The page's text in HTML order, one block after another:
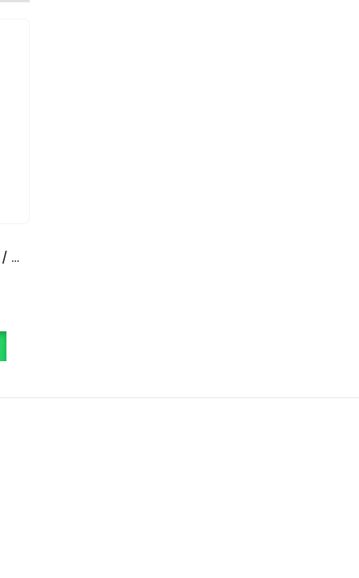
Tóner Ricoh 841332 MP 6000 / MP 6002 Negro Original – Alta Capacidad (43,000 páginas)